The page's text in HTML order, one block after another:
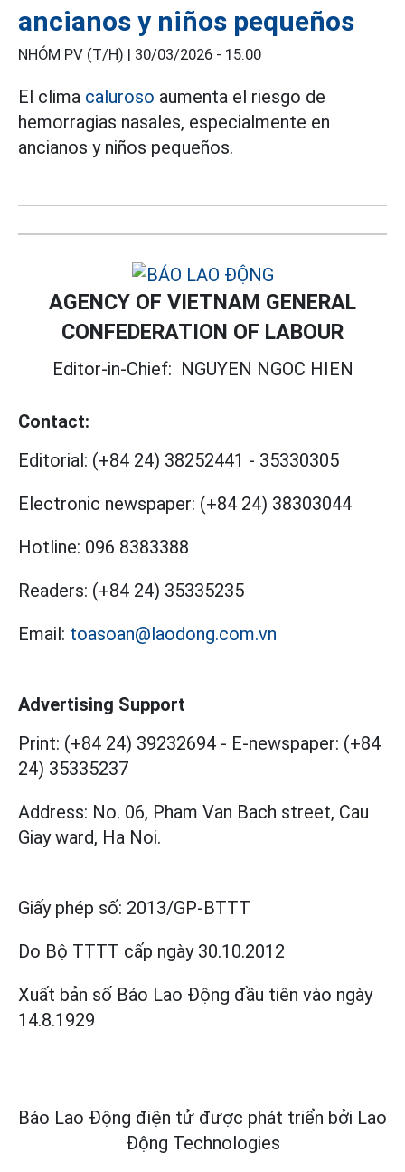
ancianos y niños pequeños
NHÓM PV (T/H) | 30/03/2026 - 15:00
El clima caluroso aumenta el riesgo de
hemorragias nasales, especialmente en
ancianos y niños pequeños.
AGENCY OF VIETNAM GENERAL
CONFEDERATION OF LABOUR
Editor-in-Chief: NGUYEN NGOC HIEN
Contact:
Editorial: (+84 24) 38252441 - 35330305
Electronic newspaper: (+84 24) 38303044
Hotline: 096 8383388
Readers: (+84 24) 35335235
Email: toasoan@laodong.com.vn
Advertising Support
Print: (+84 24) 39232694 - E-newspaper: (+84
24) 35335237
Address: No. 06, Pham Van Bach street, Cau
Giay ward, Ha Noi.
Giấy phép số: 2013/GP-BTTT
Do Bộ TTTT cấp ngày 30.10.2012
Xuất bản số Báo Lao Động đầu tiên vào ngày
14.8.1929
Báo Lao Động điện tử được phát triển bởi Lao
Động Technologies